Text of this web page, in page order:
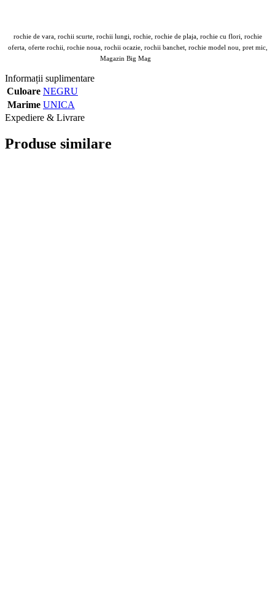
rochie de vara, rochii scurte, rochii lungi, rochie, rochie de plaja, rochie cu flori, rochie
oferta, oferte rochii, rochie noua, rochii ocazie, rochii banchet, rochie model nou, pret mic,
Magazin Big Mag
Informații suplimentare
Culoare NEGRU
Marime UNICA
Expediere & Livrare
Produse similare